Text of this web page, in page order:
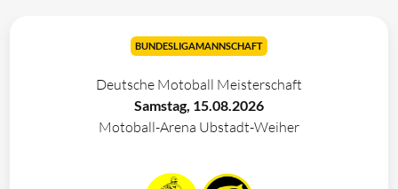
BUNDESLIGAMANNSCHAFT
Deutsche Motoball Meisterschaft
Samstag, 15.08.2026
Motoball-Arena Ubstadt-Weiher